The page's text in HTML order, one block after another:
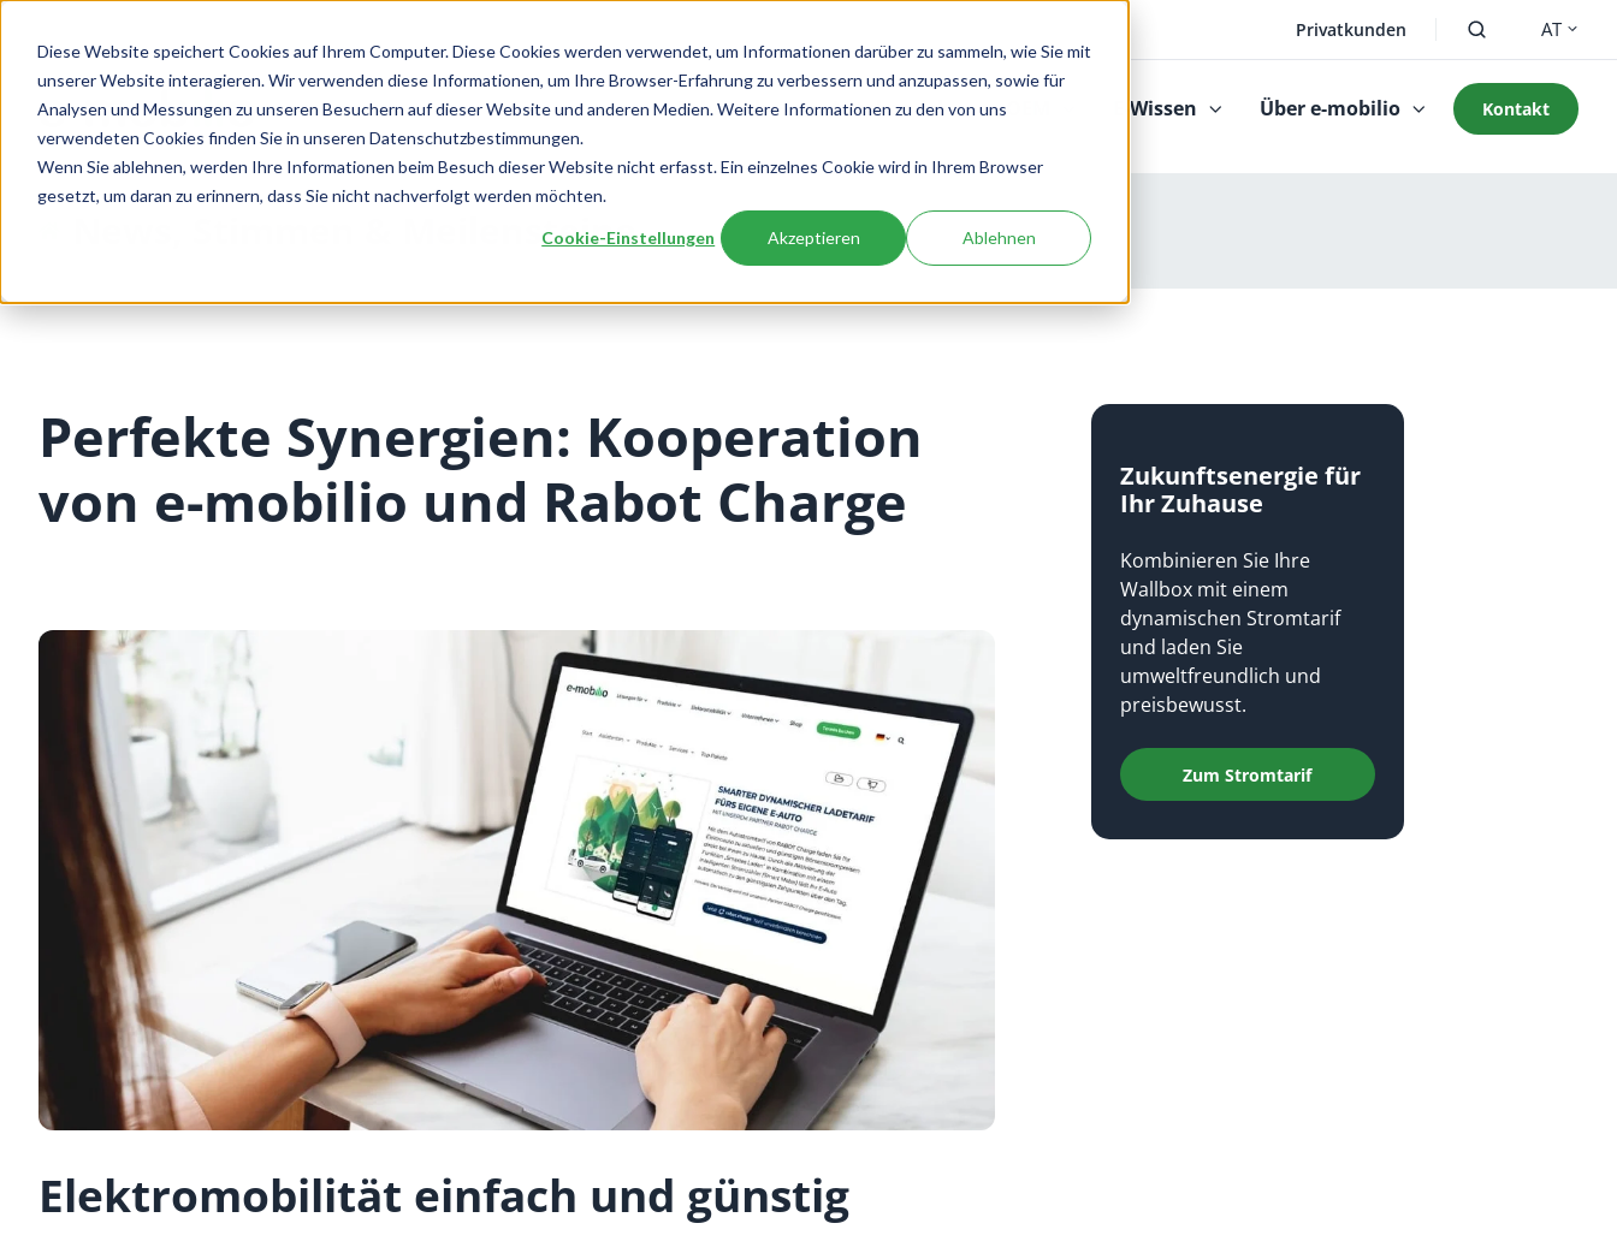
Diese Website speichert Cookies auf Ihrem Computer. Diese Cookies werden verwendet, um Informationen darüber zu sammeln, wie Sie mit
unserer Website interagieren. Wir verwenden diese Informationen, um Ihre Browser-Erfahrung zu verbessern und anzupassen, sowie für
Analysen und Messungen zu unseren Besuchern auf dieser Website und anderen Medien. Weitere Informationen zu den von uns
verwendeten Cookies finden Sie in unseren Datenschutzbestimmungen.
Wenn Sie ablehnen, werden Ihre Informationen beim Besuch dieser Website nicht erfasst. Ein einzelnes Cookie wird in Ihrem Browser
gesetzt, um daran zu erinnern, dass Sie nicht nachverfolgt werden möchten.
Cookie-Einstellungen Akzeptieren Ablehnen
Privatkunden AT
Fuhrpark Autohandel E-Wissen Über e-mobilio Kontakt
News, Stimmen & Meilensteine
Perfekte Synergien: Kooperation
von e-mobilio und Rabot Charge
Elektromobilität einfach und günstig
Zukunftsenergie für
Ihr Zuhause
Kombinieren Sie Ihre
Wallbox mit einem
dynamischen Stromtarif
und laden Sie
umweltfreundlich und
preisbewusst.
Zum Stromtarif